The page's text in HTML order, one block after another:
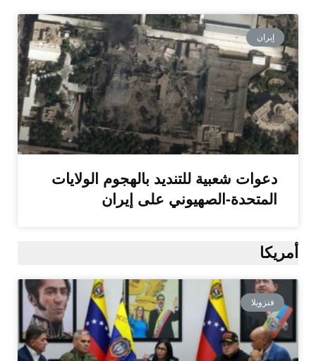
إيران
دعوات شعبية للتنديد بالهجوم الولايات
المتحدة-الصهيوني على إيران
أمريكا
فنزويلا